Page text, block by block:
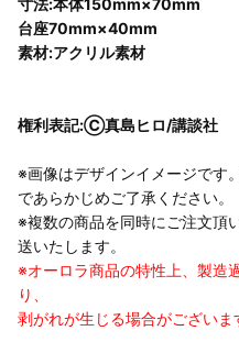
台座70mm×40mm
素材:アクリル素材
権利表記:Ⓒ真島ヒロ/講談社
※画像はデザインイメージです
であらかじめご了承ください。
※複数の商品を同時にご注文頂
送いたします。
※オーロラ商品の特性上、製造
り、
剥がれが生じる場合がございま